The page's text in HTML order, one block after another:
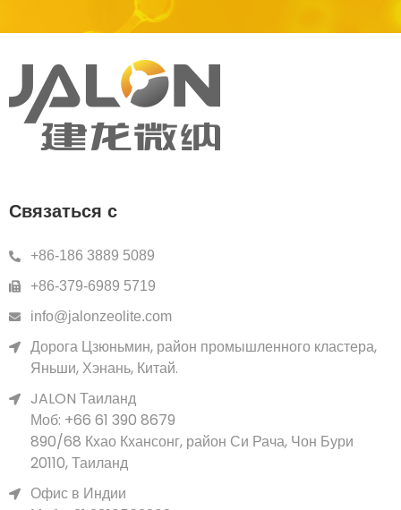
Связаться с
+86-186 3889 5089
+86-379-6989 5719
info@jalonzeolite.com
Дорога Цзюньмин, район промышленного кластера,
Яньши, Хэнань, Китай.
JALON Таиланд
Моб: +66 61 390 8679
890/68 Кхао Кхансонг, район Си Рача, Чон Бури
20110, Таиланд
Офис в Индии